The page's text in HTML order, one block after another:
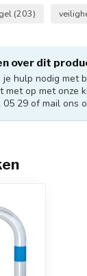
(203)
over dit
je hulp nodig met
met op met onze
05 29 of mail ons